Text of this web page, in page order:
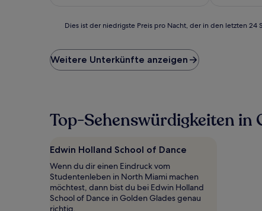
der
niedrigste
Preis
den
letzten
für
einen
Aufenthalt
mit
1 Übernachtung
von
Dies ist der niedrigste Preis pro Nacht, der in den letzten
Weitere Unterkünfte anzeigen
Top-Sehenswürdigkeiten in
Edwin Holland School of Dance
Wenn du dir einen Eindruck vom
Studentenleben in North Miami machen
möchtest, dann bist du bei Edwin Holland
School of Dance in Golden Glades genau
richtig.